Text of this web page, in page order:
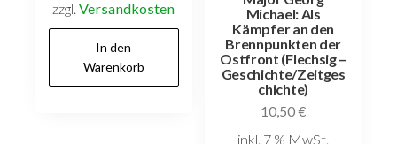
zzgl.Versandkosten
In den
Warenkorb
Michael: Als
Kämpfer an den
Brennpunkten der
Ostfront (Flechsig –
Geschichte/Zeitges
chichte)
10,50€
inkl. 7 % MwSt.